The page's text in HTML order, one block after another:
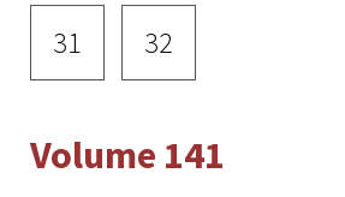
31 32
Volume 141